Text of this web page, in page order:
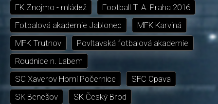
FK Znojmo - mládež
Football T. A. Praha 2016
Fotbalová akademie Jablonec
MFK Karviná
MFK Trutnov
Povltavská fotbalová akademie
Roudnice n. Labem
SC Xaverov Horní Počernice
SFC Opava
SK Benešov
SK Český Brod